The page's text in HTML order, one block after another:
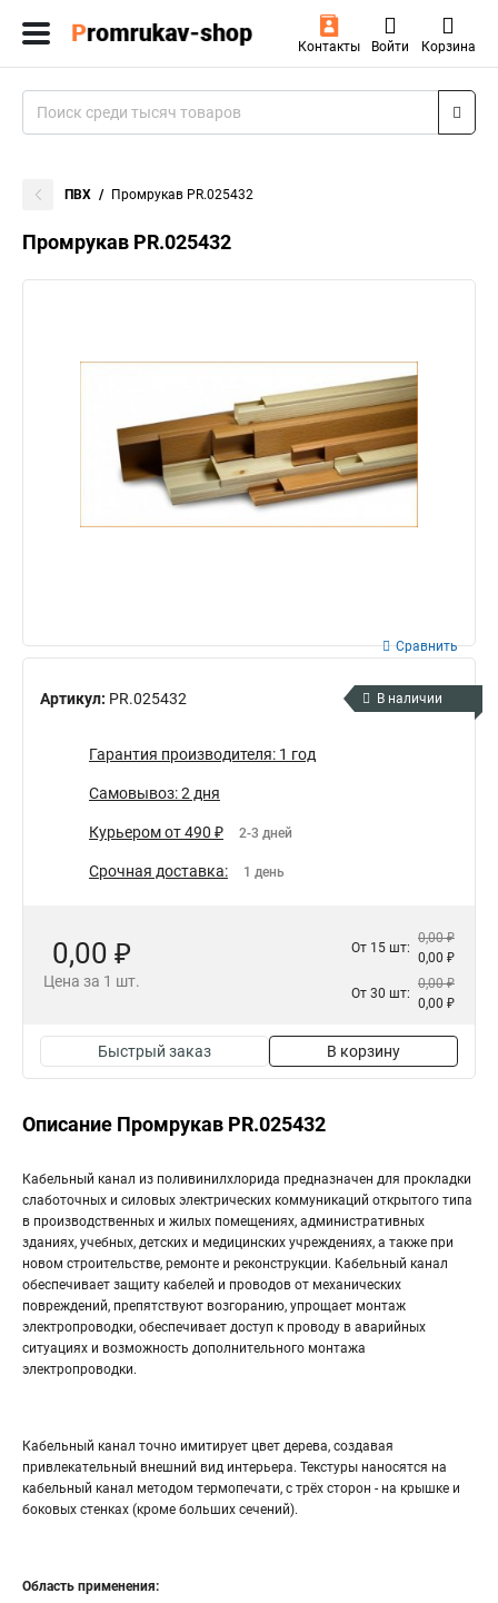
Контакты Войти Корзина
ПВХ Промрукав PR.025432
Промрукав PR.025432
Артикул: PR.025432
Сравнить
В наличии
Гарантия производителя: 1 год
Самовывоз: 2 дня
Курьером от 490 ₽ 2-3 дней
Срочная доставка: 1 день
0,00 ₽
Цена за 1 шт.
От 15 шт:
0,00 ₽
0,00 ₽
От 30 шт:
0,00 ₽
0,00 ₽
Быстрый заказ В корзину
Описание Промрукав PR.025432
Кабельный канал из поливинилхлорида предназначен для прокладки
слаботочных и силовых электрических коммуникаций открытого типа
в производственных и жилых помещениях, административных
зданиях, учебных, детских и медицинских учреждениях, а также при
новом строительстве, ремонте и реконструкции. Кабельный канал
обеспечивает защиту кабелей и проводов от механических
повреждений, препятствуют возгоранию, упрощает монтаж
электропроводки, обеспечивает доступ к проводу в аварийных
ситуациях и возможность дополнительного монтажа
электропроводки.
Кабельный канал точно имитирует цвет дерева, создавая
привлекательный внешний вид интерьера. Текстуры наносятся на
кабельный канал методом термопечати, с трёх сторон - на крышке и
боковых стенках (кроме больших сечений).
Область применения: